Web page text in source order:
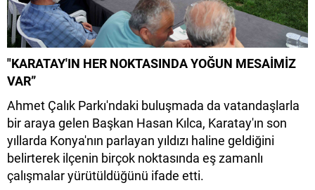
"KARATAY'IN HER NOKTASINDA YOĞUN MESAİMİZ
VAR”
Ahmet Çalık Parkı'ndaki buluşmada da vatandaşlarla
bir araya gelen Başkan Hasan Kılca, Karatay'ın son
yıllarda Konya'nın parlayan yıldızı haline geldiğini
belirterek ilçenin birçok noktasında eş zamanlı
çalışmalar yürütüldüğünü ifade etti.